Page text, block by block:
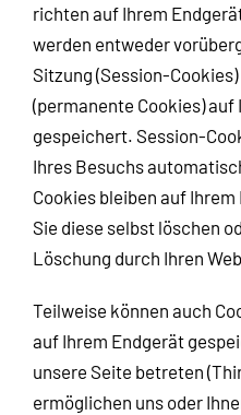
richten auf Ihrem
werden entweder
Sitzung (Session-
(permanente Cookies)
gespeichert. Session-
Ihres Besuchs
Cookies bleiben auf
Sie diese selbst löschen
Löschung durch Ihren
Teilweise können auch
auf Ihrem Endgerät
unsere Seite betreten
ermöglichen uns oder